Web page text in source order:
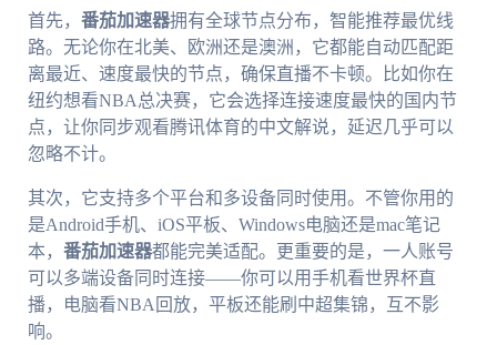
首先， 番茄加速器拥有全球节点分布，智能推荐最优线
路。无论你在北美、欧洲还是澳洲，它都能自动匹配距
离最近、速度最快的节点，确保直播不卡顿。比如你在
纽约想看NBA总决赛，它会选择连接速度最快的国内节
点，让你同步观看腾讯体育的中文解说，延迟几乎可以
忽略不计。
其次，它支持多个平台和多设备同时使用。不管你用的
是Android手机、iOS平板、Windows电脑还是mac笔记
本， 番茄加速器都能完美适配。更重要的是，一人账号
可以多端设备同时连接——你可以用手机看世界杯直
播，电脑看NBA回放，平板还能刷中超集锦，互不影
响。